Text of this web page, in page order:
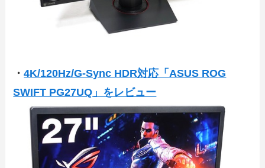
・4K/120Hz/G-Sync HDR対応「ASUS ROG
SWIFT PG27UQ」をレビュー